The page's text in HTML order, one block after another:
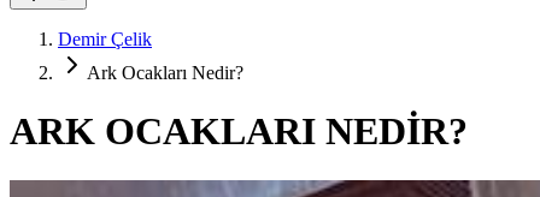
Demir Çelik
Ark Ocakları Nedir?
ARK OCAKLARI NEDİR?